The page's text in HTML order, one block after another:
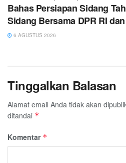
Bahas Persiapan Sidang
Sidang Bersama DPR RI
6 AGUSTUS 2026
Tinggalkan Balasan
Alamat email Anda tidak akan
ditandai *
Komentar *